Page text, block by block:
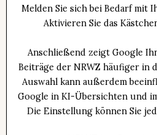
Melden Sie sich bei Bedarf mit
Aktivieren Sie das
Anschließend zeigt Google
Beiträge der NRWZ häufiger in
Auswahl kann außerdem
Google in KI-Übersichten und
Die Einstellung können Sie